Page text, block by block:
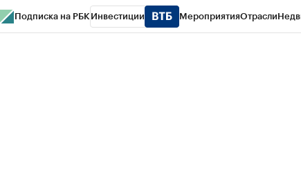
Подписка на РБК Инвестиции МероприятияОтрасли